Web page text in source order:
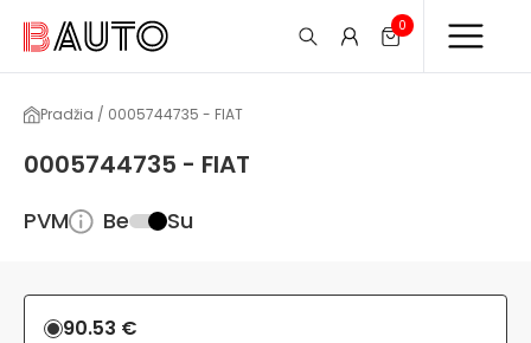
0
Pradžia / 0005744735 - FIAT
0005744735 - FIAT
PVM Be Su
90.53 €